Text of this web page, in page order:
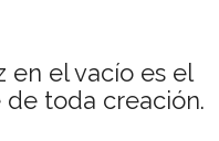
en el vacío es el
toda creación.